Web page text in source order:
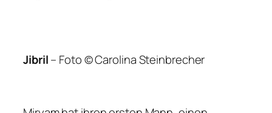
Jibril– Foto © Carolina Steinbrecher